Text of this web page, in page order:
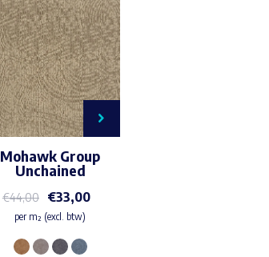
Mohawk Group
Unchained
€44,00 €33,00
per m² (excl. btw)